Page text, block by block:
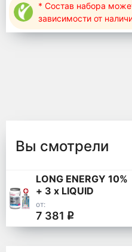
* Состав набора
зависимости от
Вы смотрели
LONG ENERGY 10%
+ 3 x LIQUID
ENERGY PLUS 70 г
от:
7 381 q